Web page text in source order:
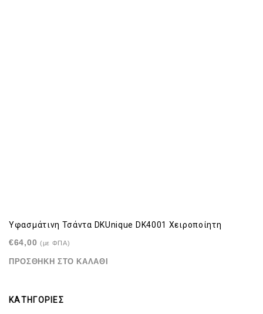
Υφασμάτινη Τσάντα DKUnique DK4001 Χειροποίητη
€64,00 (με ΦΠΑ)
ΠΡΟΣΘΉΚΗ ΣΤΟ ΚΑΛΆΘΙ
ΚΑΤΗΓΟΡΊΕΣ